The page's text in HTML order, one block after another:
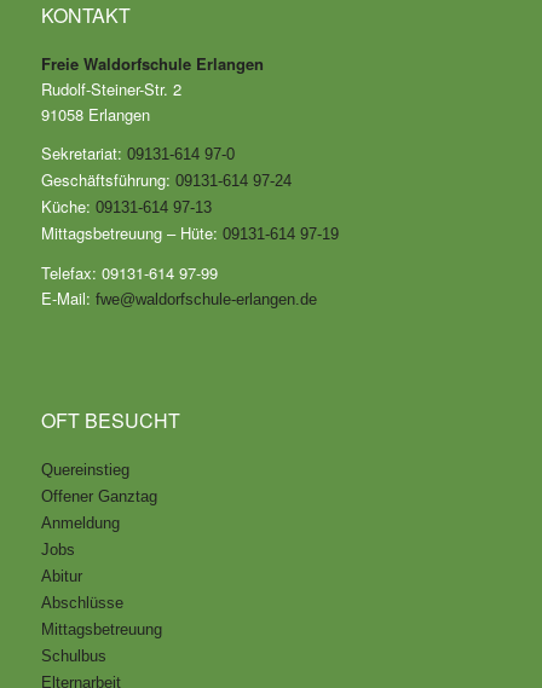
KONTAKT
Freie Waldorfschule Erlangen
Rudolf-Steiner-Str. 2
91058 Erlangen
Sekretariat: 09131-614 97-0
Geschäftsführung: 09131-614 97-24
Küche: 09131-614 97-13
Mittagsbetreuung – Hüte: 09131-614 97-19
Telefax: 09131-614 97-99
E-Mail: fwe@waldorfschule-erlangen.de
OFT BESUCHT
Quereinstieg
Offener Ganztag
Anmeldung
Jobs
Abitur
Abschlüsse
Mittagsbetreuung
Schulbus
Elternarbeit